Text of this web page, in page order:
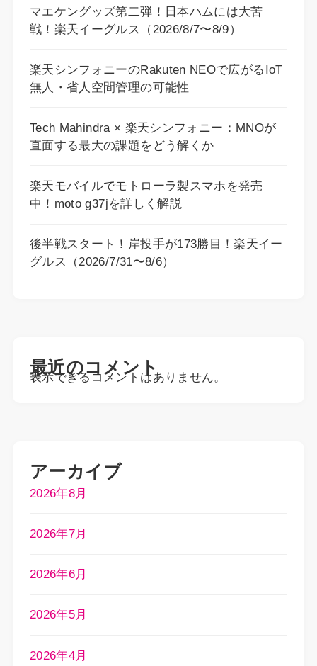
マエケングッズ第二弾！日本ハムには大苦
戦！楽天イーグルス（2026/8/7〜8/9）
楽天シンフォニーのRakuten NEOで広がるIoT
無人・省人空間管理の可能性
Tech Mahindra × 楽天シンフォニー：MNOが
直面する最大の課題をどう解くか
楽天モバイルでモトローラ製スマホを発売
中！moto g37jを詳しく解説
後半戦スタート！岸投手が173勝目！楽天イー
グルス（2026/7/31〜8/6）
最近のコメント
表示できるコメントはありません。
アーカイブ
2026年8月
2026年7月
2026年6月
2026年5月
2026年4月